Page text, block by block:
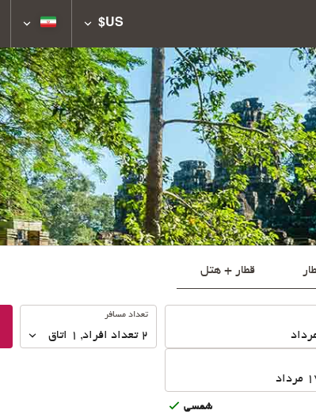
US$
قطار + هتل
شمسى
تعداد
تعداد مسافر
2 تعداد افراد ,
1 اتاق